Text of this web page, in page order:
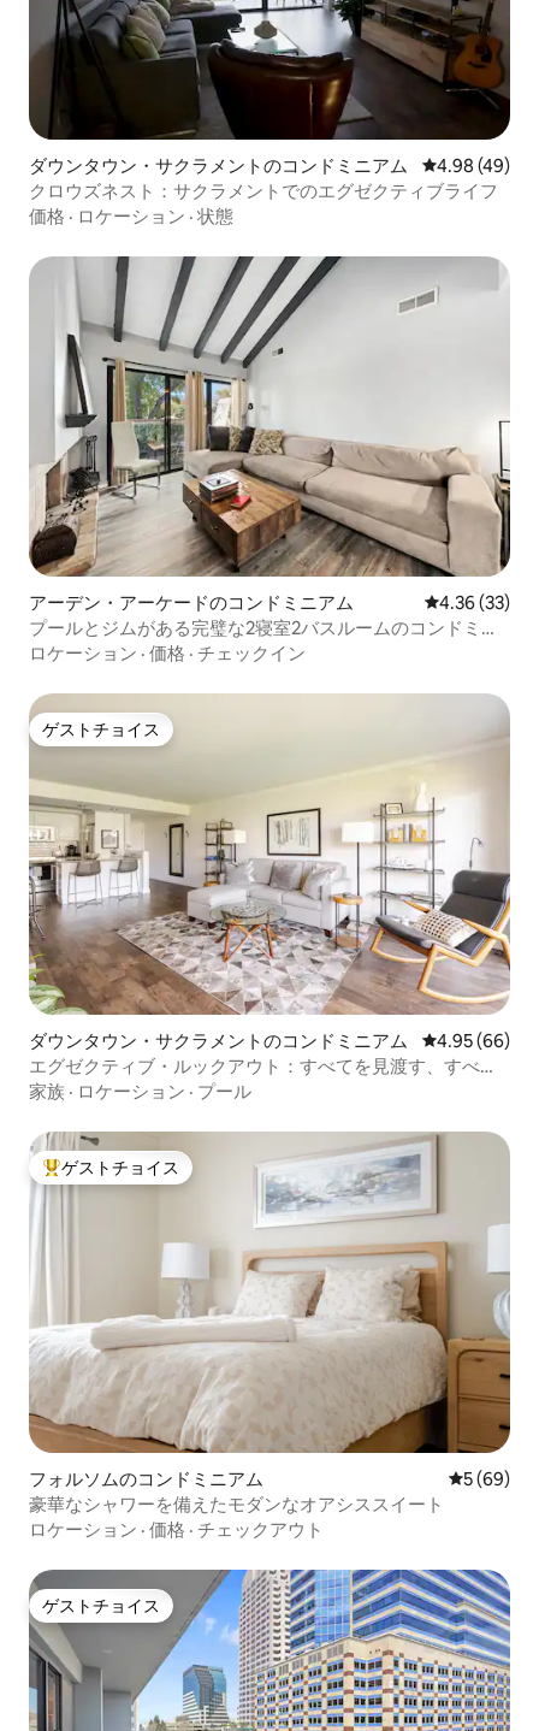
ダウンタウン・サクラメントのコンドミニアム レビュー49
4.98 (49)
クロウズネスト：サクラメントでのエグゼクティブライフ
価格 · ロケーション · 状態
アーデン・アーケードのコンドミニアム レビュー33
4.36 (33)
プールとジムがある完璧な2寝室2バスルームのコンドミニ
アム
ロケーション · 価格 · チェックイン
ゲストチョイス
ゲストチョイス
ダウンタウン・サクラメントのコンドミニアム レビュー66
4.95 (66)
エグゼクティブ・ルックアウト：すべてを見渡す、すべて
のラグジュアリーコンドミニアム。
家族 · ロケーション · プール
大好評のゲストチョイスです。
ゲストチョイス
フォルソムのコンドミニアム レビュー
5 (69)
豪華なシャワーを備えたモダンなオアシススイート
ロケーション · 価格 · チェックアウト
ゲストチョイス
ゲストチョイス